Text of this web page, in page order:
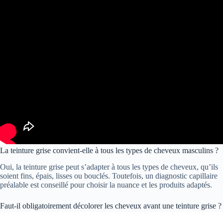
La teinture grise convient-elle à tous les types de cheveux masculins ?
Oui, la teinture grise peut s’adapter à tous les types de cheveux, qu’ils
soient fins, épais, lisses ou bouclés. Toutefois, un diagnostic capillaire
préalable est conseillé pour choisir la nuance et les produits adaptés.
Faut-il obligatoirement décolorer les cheveux avant une teinture grise ?